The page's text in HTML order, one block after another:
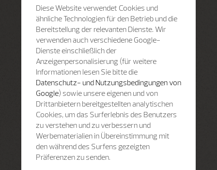
Diese Website verwendet Cookies und
ähnliche Technologien für den Betrieb und die
Bereitstellung der relevanten Dienste. Wir
verwenden auch verschiedene Google-
Dienste einschließlich der
Anzeigenpersonalisierung (für weitere
Informationen lesen Sie bitte die
Datenschutz- und Nutzungsbedingungen von
Google) sowie unsere eigenen und von
Drittanbietern bereitgestellten analytischen
Cookies, um das Surferlebnis des Benutzers
zu verstehen und zu verbessern und
Werbematerialien in Übereinstimmung mit
den während des Surfens gezeigten
Präferenzen zu senden.